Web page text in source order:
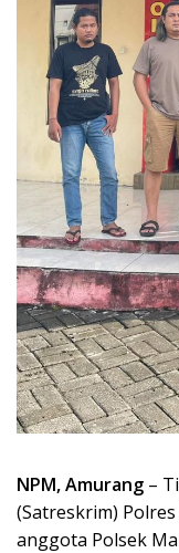
NPM, Amurang –
(Satreskrim)
anggota Polsek